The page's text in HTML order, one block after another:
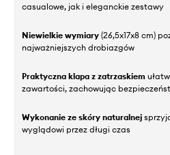
casualowe, jak i eleganckie zestawy
Niewielkie wymiary (26,5x17x8 cm)
najważniejszych drobiazgów
Praktyczna klapa z zatrzaskiem
zawartości, zachowując
Wykonanie ze skóry naturalnej
wyglądowi przez długi czas